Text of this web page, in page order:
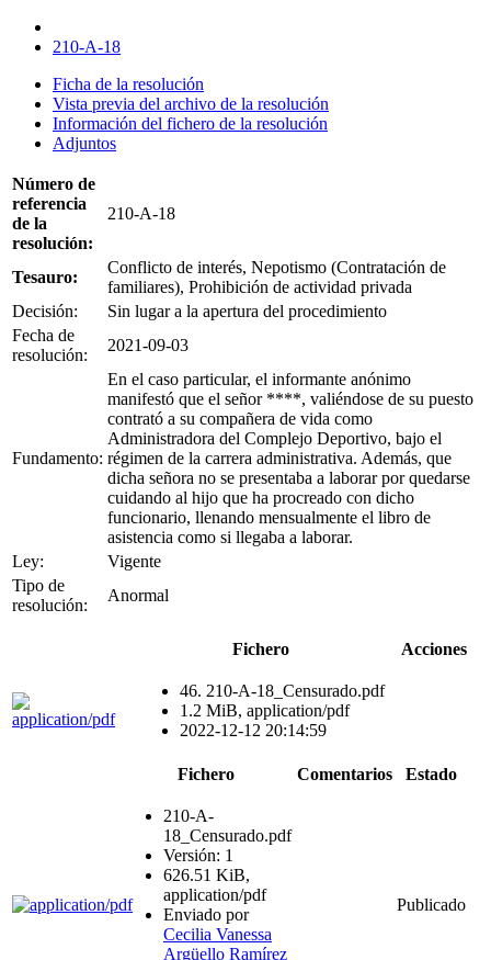
210-A-18
Ficha de la resolución
Vista previa del archivo de la resolución
Información del fichero de la resolución
Adjuntos
Número de
referencia
de la
resolución:
210-A-18
Tesauro:
Conflicto de interés, Nepotismo (Contratación de
familiares), Prohibición de actividad privada
Decisión:
Sin lugar a la apertura del procedimiento
Fecha de
resolución:
2021-09-03
Fundamento:
En el caso particular, el informante anónimo
manifestó que el señor ****, valiéndose de su puesto
contrató a su compañera de vida como
Administradora del Complejo Deportivo, bajo el
régimen de la carrera administrativa. Además, que
dicha señora no se presentaba a laborar por quedarse
cuidando al hijo que ha procreado con dicho
funcionario, llenando mensualmente el libro de
asistencia como si llegaba a laborar.
Ley:
Vigente
Tipo de
resolución:
Anormal
Fichero Acciones
46. 210-A-18_Censurado.pdf
1.2 MiB, application/pdf
2022-12-12 20:14:59
Fichero Comentarios Estado
210-A-
18_Censurado.pdf
Versión: 1
626.51 KiB,
application/pdf
Enviado por
Cecilia Vanessa
Argüello Ramírez
Publicado